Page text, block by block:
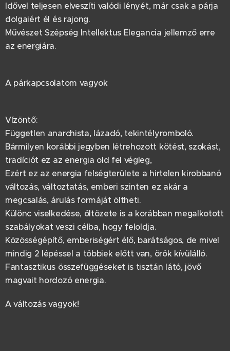
Idővel teljesen elveszíti valódi lényét, már csak a párja
dolgaiért él és rajong.
Művészet Szépség Intellektus Elegancia jellemző erre
az energiára.
A párkapcsolatom vagyok
Vízöntő:
Független anarchista, lázadó, tekintélyromboló.
Bármilyen korábbi jegyben létrehozott kötést, szokást,
tradíciót ez az energia old fel végleg,
Ezért ez az energia felségterülete a hirtelen kirobbanó
változás, változtatás, emberi szinten ez akár a
megcsalás, árulás formáját öltheti.
Különc viselkedése, öltözete is a korábban megalkotott
szabályokat veszi célba, hogy feloldja.
Közösségépítő, emberiségért élő, barátságos, de mivel
mindig 2 lépéssel a többiek előtt van, örök kívülálló.
Fantasztikus összefüggéseket is tisztán látó, jövő
magvait hordozó energia.
A változás vagyok!